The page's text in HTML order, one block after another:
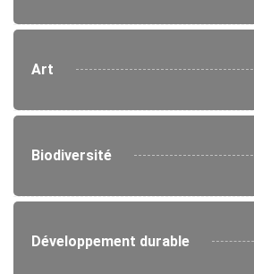
Art
Biodiversité
Développement durable